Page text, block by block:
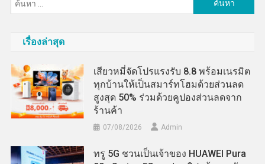
สำหรับ:
เรื่องล่าสุด
เสียวหมี่จัดโปรแรงรับ 8.8 พร้อมเนรมิต
ทุกบ้านให้เป็นสมาร์ทโฮมด้วยส่วนลด
สูงสุด 50% ร่วมด้วยคูปองส่วนลดจาก
ร้านค้า
07/08/2026 Admin
ทรู 5G ชวนเป็นเจ้าของ HUAWEI Pura